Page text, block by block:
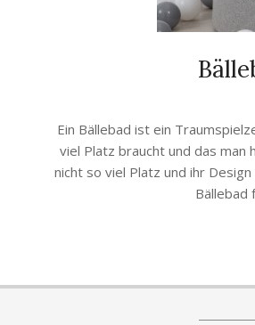
28
Ein Bällebad ist ein
viel Platz braucht und das man
nicht so viel Platz und ihr
Bällebad